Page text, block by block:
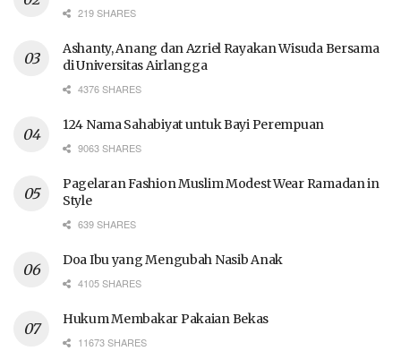
219 SHARES
Ashanty, Anang dan Azriel Rayakan Wisuda Bersama
di Universitas Airlangga
4376 SHARES
124 Nama Sahabiyat untuk Bayi Perempuan
9063 SHARES
Pagelaran Fashion Muslim Modest Wear Ramadan in
Style
639 SHARES
Doa Ibu yang Mengubah Nasib Anak
4105 SHARES
Hukum Membakar Pakaian Bekas
11673 SHARES